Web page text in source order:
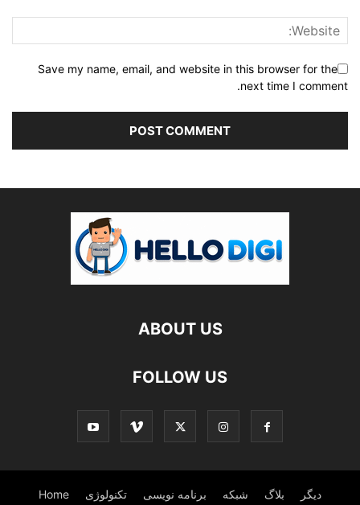
Save my name, email, and website in this browser for the
next time I comment.
ABOUT US
FOLLOW US
دیگر بلاگ شبکه برنامه نویسی تکنولوژی Home